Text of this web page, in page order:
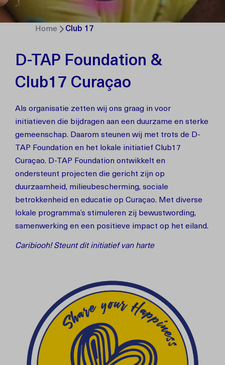
Home Club 17
D-TAP Foundation &
Club17 Curaçao
Als organisatie zetten wij ons graag in voor
initiatieven die bijdragen aan een duurzame en sterke
gemeenschap. Daarom steunen wij met trots de D-
TAP Foundation en het lokale initiatief Club17
Curaçao. D-TAP Foundation ontwikkelt en
ondersteunt projecten die gericht zijn op
duurzaamheid, milieubescherming, sociale
betrokkenheid en educatie op Curaçao. Met diverse
lokale programma’s stimuleren zij bewustwording,
samenwerking en een positieve impact op het eiland.
Caribiooh! Steunt dit initiatief van harte